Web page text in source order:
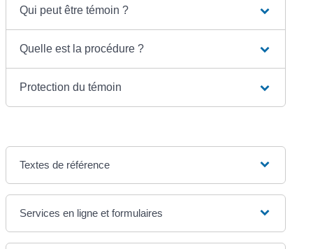
Qui peut être témoin ?
Quelle est la procédure ?
Protection du témoin
Textes de référence
Services en ligne et formulaires